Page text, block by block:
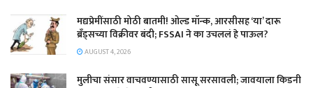
मद्यप्रेमींसाठी मोठी बातमी! ओल्ड मॉन्क, आरसीसह ‘या’ दारू
ब्रँड्सच्या विक्रीवर बंदी; FSSAI ने का उचललं हे पाऊल?
AUGUST 4, 2026
मुलीचा संसार वाचवण्यासाठी सासू सरसावली; जावयाला किडनी